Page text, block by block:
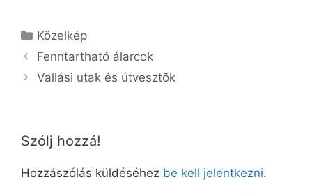
Kategória
Közelkép
Fenntartható álarcok
Vallási utak és útvesztõk
Szólj hozzá!
Hozzászólás küldéséhez be kell jelentkezni.